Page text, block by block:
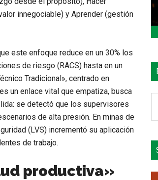
innegociable) y Aprender (gestión
este enfoque reduce en un 30% los
de riesgo (RACS) hasta en un
Tradicional», centrado en
un enlace vital que empatiza, busca
se detectó que los supervisores
de alta presión. En minas de
(LVS) incrementó su aplicación
de trabajo.
productiva»